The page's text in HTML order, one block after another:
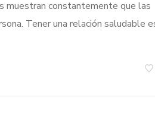
muestran constantemente que las
Tener una relación saludable